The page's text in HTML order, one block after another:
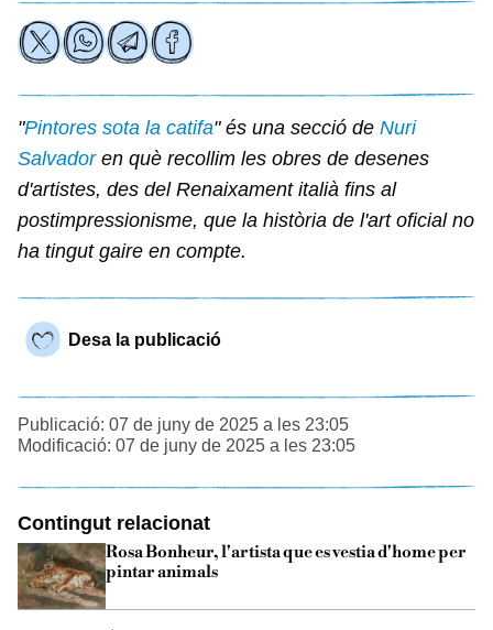
"Pintores sota la catifa" és una secció de Nuri
Salvador en què recollim les obres de desenes
d'artistes, des del Renaixament italià fins al
postimpressionisme, que la història de l'art oficial no
ha tingut gaire en compte.
Desa la publicació
Publicació: 07 de juny de 2025 a les 23:05
Modificació: 07 de juny de 2025 a les 23:05
Contingut relacionat
Rosa Bonheur, l'artista que es vestia d'home per
pintar animals